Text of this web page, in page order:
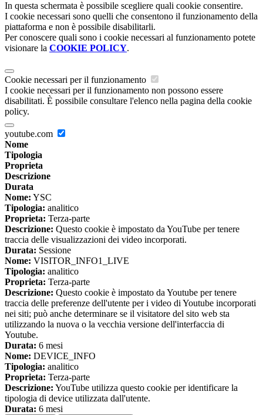
In questa schermata è possibile scegliere quali cookie consentire.
I cookie necessari sono quelli che consentono il funzionamento della
piattaforma e non è possibile disabilitarli.
Per conoscere quali sono i cookie necessari al funzionamento potete
visionare la COOKIE POLICY.
Cookie necessari per il funzionamento
I cookie necessari per il funzionamento non possono essere
disabilitati. È possibile consultare l'elenco nella pagina della cookie
policy.
youtube.com
Nome
Tipologia
Proprieta
Descrizione
Durata
Nome: YSC
Tipologia: analitico
Proprieta: Terza-parte
Descrizione: Questo cookie è impostato da YouTube per tenere
traccia delle visualizzazioni dei video incorporati.
Durata: Sessione
Nome: VISITOR_INFO1_LIVE
Tipologia: analitico
Proprieta: Terza-parte
Descrizione: Questo cookie è impostato da Youtube per tenere
traccia delle preferenze dell'utente per i video di Youtube incorporati
nei siti; può anche determinare se il visitatore del sito web sta
utilizzando la nuova o la vecchia versione dell'interfaccia di
Youtube.
Durata: 6 mesi
Nome: DEVICE_INFO
Tipologia: analitico
Proprieta: Terza-parte
Descrizione: YouTube utilizza questo cookie per identificare la
tipologia di device utilizzata dall'utente.
Durata: 6 mesi